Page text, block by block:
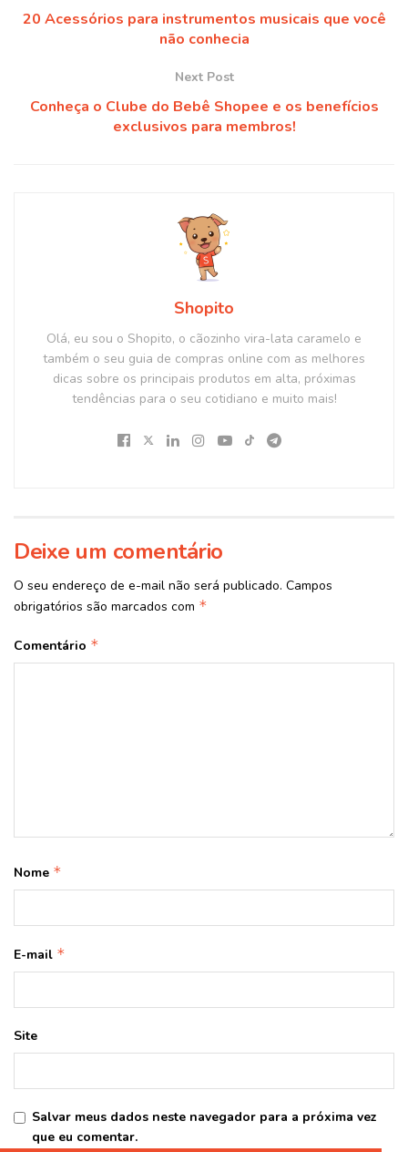
20 Acessórios para instrumentos musicais que você
não conhecia
Next Post
Conheça o Clube do Bebê Shopee e os benefícios
exclusivos para membros!
Shopito
Olá, eu sou o Shopito, o cãozinho vira-lata caramelo e
também o seu guia de compras online com as melhores
dicas sobre os principais produtos em alta, próximas
tendências para o seu cotidiano e muito mais!
Deixe um comentário
O seu endereço de e-mail não será publicado. Campos
obrigatórios são marcados com *
Comentário *
Nome *
E-mail *
Site
Salvar meus dados neste navegador para a próxima vez
que eu comentar.